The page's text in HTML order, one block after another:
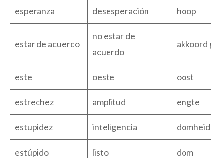
esperanza desesperación hoop
estar de acuerdo
no estar de
acuerdo
akkoord
este oeste oost
estrechez amplitud engte
estupidez inteligencia domheid
estúpido listo dom